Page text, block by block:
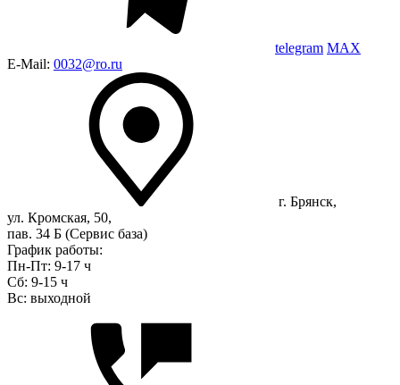
telegram MAX
E-Mail: 0032@ro.ru
г. Брянск,
ул. Кромская, 50,
пав. 34 Б (Сервис база)
График работы:
Пн-Пт: 9-17 ч
Сб: 9-15 ч
Вс: выходной